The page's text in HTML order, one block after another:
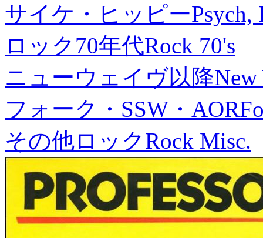
サイケ・ヒッピーPsych,
ロック70年代Rock 70's
ニューウェイヴ以降New
フォーク・SSW・AOR
その他ロックRock Misc.